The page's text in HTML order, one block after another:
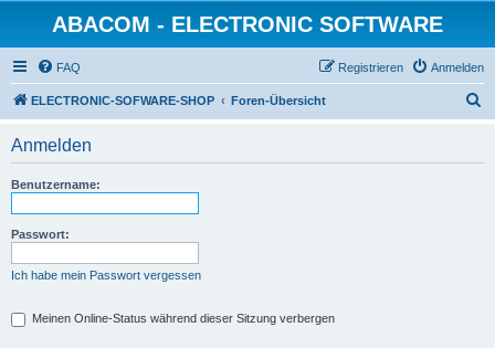
ABACOM - ELECTRONIC SOFTWARE
FAQ Anmelden
Registrieren
ELECTRONIC-SOFWARE-SHOP Foren-Übersicht
Anmelden
Benutzername:
Passwort:
Ich habe mein Passwort vergessen
Meinen Online-Status während dieser Sitzung verbergen